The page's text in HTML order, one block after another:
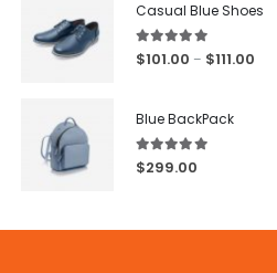
Casual Blue Shoes
5.00 out of 5
$101.00 – $111.00
Blue BackPack
5.00out of 5
$299.00